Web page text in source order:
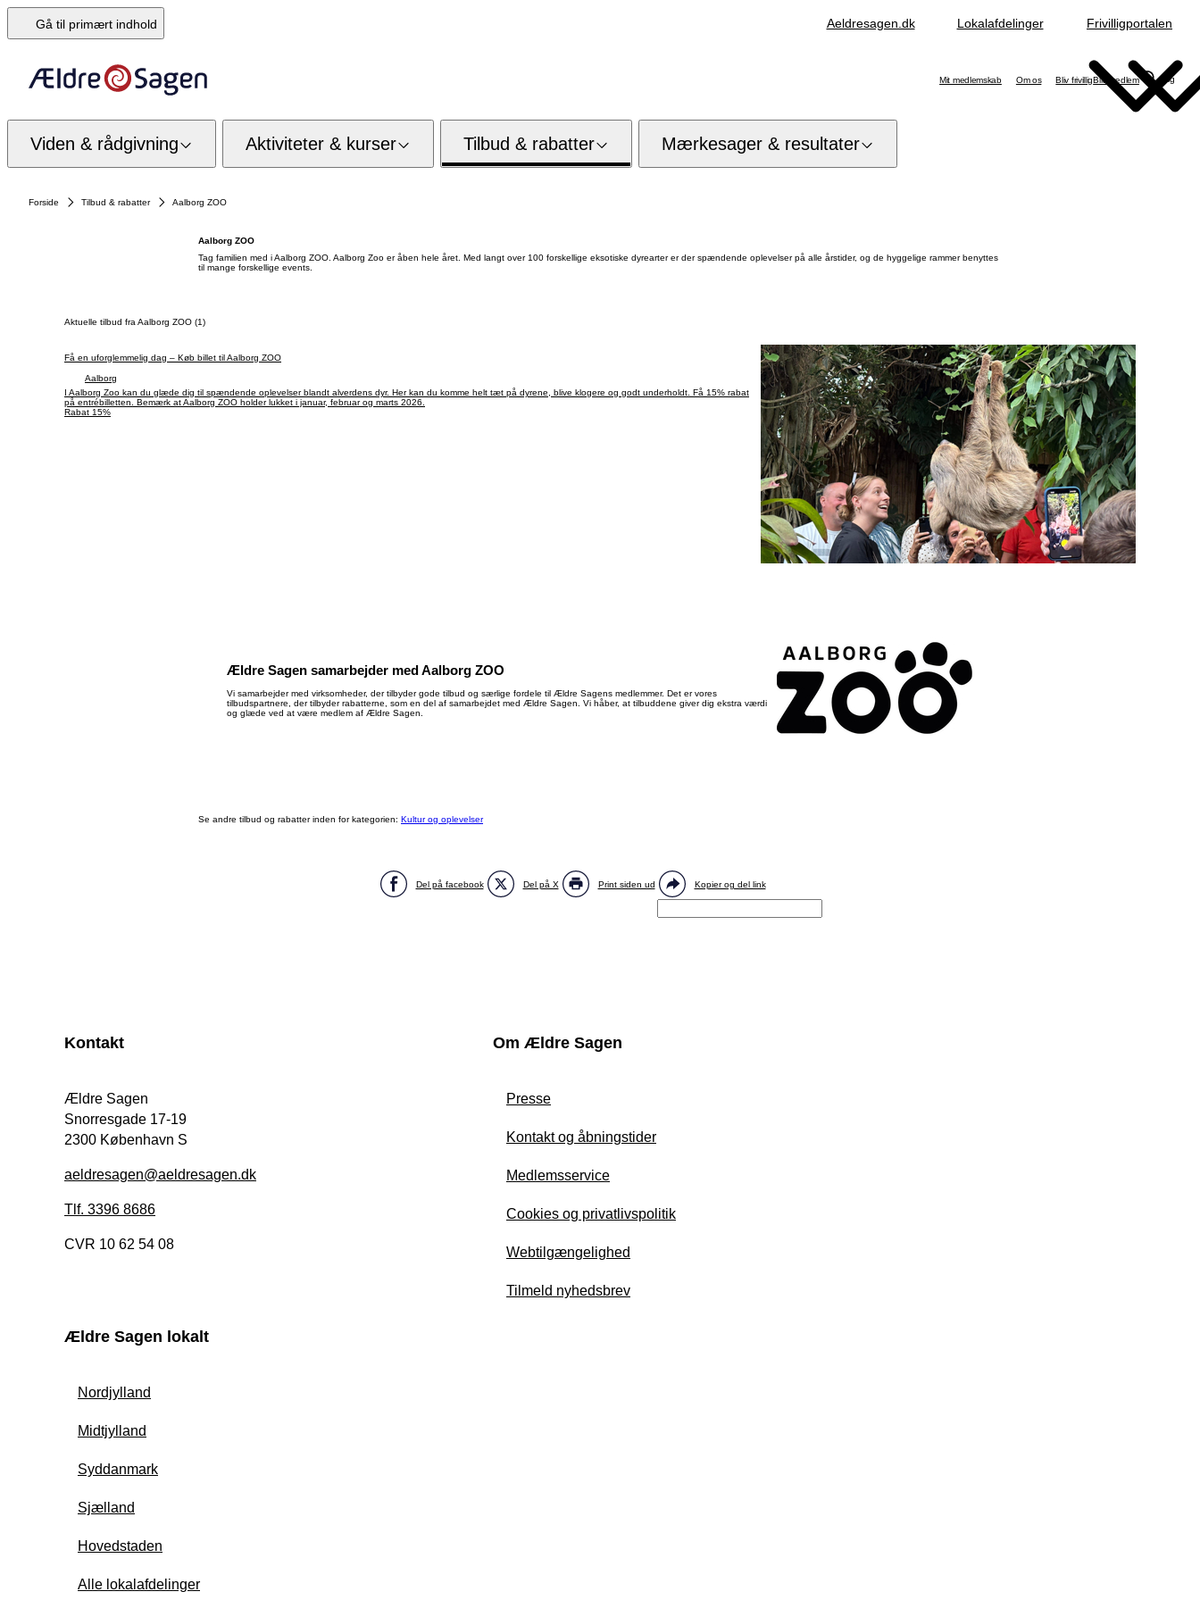
Gå til primært indhold Aeldresagen.dk Lokalafdelinger Frivilligportalen
Mit medlemskab Om os Bliv frivilligBliv medlem Søg
Viden & rådgivning Aktiviteter & kurser Tilbud & rabatter Mærkesager & resultater
Forside Tilbud & rabatter Aalborg ZOO
Aalborg ZOO
Tag familien med i Aalborg ZOO. Aalborg Zoo er åben hele året. Med langt over 100 forskellige eksotiske dyrearter er der spændende oplevelser på alle årstider, og de hyggelige rammer benyttes
til mange forskellige events.
Aktuelle tilbud fra Aalborg ZOO (1)
Få en uforglemmelig dag – Køb billet til Aalborg ZOO
Aalborg
I Aalborg Zoo kan du glæde dig til spændende oplevelser blandt alverdens dyr. Her kan du komme helt tæt på dyrene, blive klogere og godt underholdt. Få 15% rabat
på entrébilletten. Bemærk at Aalborg ZOO holder lukket i januar, februar og marts 2026.
Rabat 15%
Ældre Sagen samarbejder med Aalborg ZOO
Vi samarbejder med virksomheder, der tilbyder gode tilbud og særlige fordele til Ældre Sagens medlemmer. Det er vores
tilbudspartnere, der tilbyder rabatterne, som en del af samarbejdet med Ældre Sagen. Vi håber, at tilbuddene giver dig ekstra værdi
og glæde ved at være medlem af Ældre Sagen.
Se andre tilbud og rabatter inden for kategorien: Kultur og oplevelser
Del på facebook Del på X Print siden ud Kopier og del link
Kontakt
Ældre Sagen
Snorresgade 17-19
2300 København S
aeldresagen@aeldresagen.dk
Tlf. 3396 8686
CVR 10 62 54 08
Om Ældre Sagen
Presse
Kontakt og åbningstider
Medlemsservice
Cookies og privatlivspolitik
Webtilgængelighed
Tilmeld nyhedsbrev
Ældre Sagen lokalt
Nordjylland
Midtjylland
Syddanmark
Sjælland
Hovedstaden
Alle lokalafdelinger